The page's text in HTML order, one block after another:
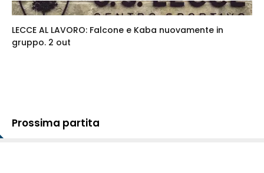
LECCE AL LAVORO: Falcone e Kaba nuovamente in
gruppo. 2 out
Prossima partita